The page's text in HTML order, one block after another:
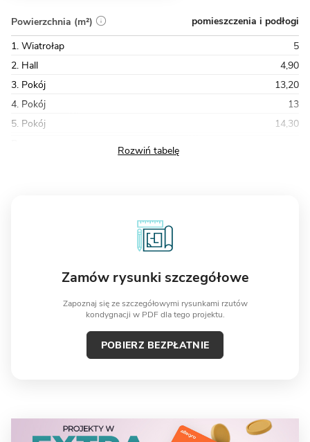
Powierzchnia (m²)
pomieszczenia i podłogi
1. Wiatrołap
5
2. Hall
4,90
3. Pokój
13,20
4. Pokój
13
5. Pokój
14,30
Zamów rysunki szczegółowe
Zapoznaj się ze szczegółowymi rysunkami rzutów
kondygnacji w PDF dla tego projektu.
POBIERZ BEZPŁATNIE